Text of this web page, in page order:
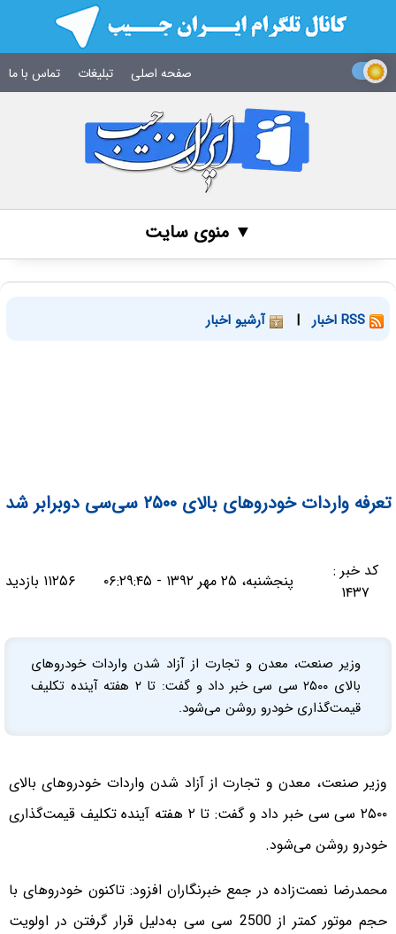
صفحه اصلی تبلیغات تماس با ما
▼ منوی سایت
| آرشیو اخبار
تعرفه واردات خودروهای بالای ۲۵۰۰ سی‌سی دو‌برابر شد
کد خبر :
۱۴۳۷
پنجشنبه، ۲۵ مهر ۱۳۹۲ - ۰۶:۲۹:۴۵ ۱۱۲۵۶ بازدید
وزیر صنعت، معدن و تجارت از آزاد شدن واردات خودروهای
بالای ۲۵۰۰ سی سی خبر داد و گفت: تا ۲ هفته آینده تکلیف
قیمت‌گذاری خودرو روشن می‌شود.
وزیر صنعت، معدن و تجارت از آزاد شدن واردات خودروهای بالای
۲۵۰۰ سی سی خبر داد و گفت: تا ۲ هفته آینده تکلیف قیمت‌گذاری
خودرو روشن می‌شود.
محمدرضا نعمت‌زاده در جمع خبرنگاران افزود: تاکنون خودروهای با
حجم موتور کمتر از 2500 سی سی به‌دلیل قرار گرفتن در اولویت